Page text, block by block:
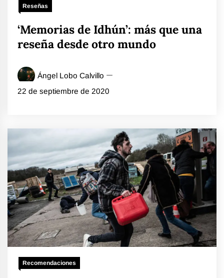
Reseñas
‘Memorias de Idhún’: más que una
reseña desde otro mundo
Ángel Lobo Calvillo
22 de septiembre de 2020
Recomendaciones